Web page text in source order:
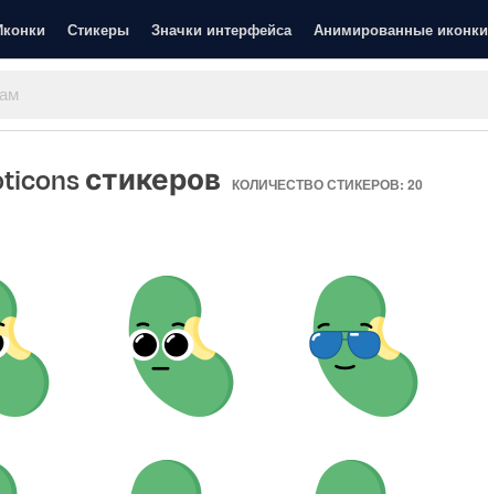
Стикеры Значки интерфейса Анимированные иконки
стикеров КОЛИЧЕСТВО СТИКЕРОВ: 20